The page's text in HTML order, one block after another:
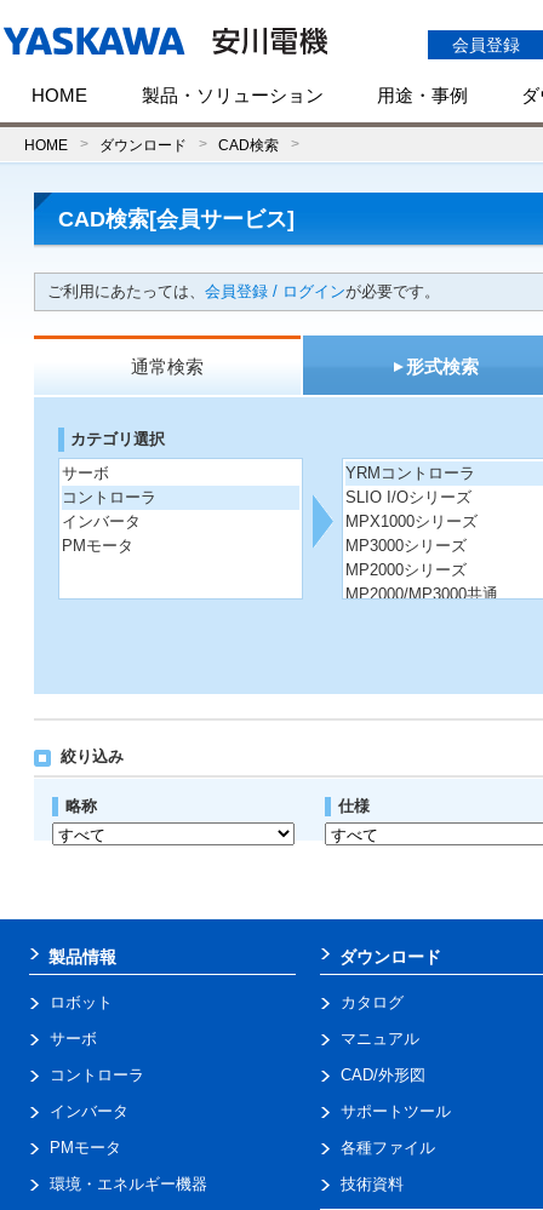
会員登録
HOME 製品・ソリューション 用途・事例
HOME ダウンロード CAD検索
CAD検索[会員サービス]
ご利用にあたっては、 会員登録 / ログインが必要です。
通常検索 形式検索
カテゴリ選択
サーボ
コントローラ
インバータ
PMモータ
YRMコントローラ
SLIO I/Oシリーズ
MPX1000シリーズ
MP3000シリーズ
MP2000シリーズ
MP2000/MP3000共通
絞り込み
略称 仕様
製品情報
ロボット
サーボ
コントローラ
インバータ
PMモータ
環境・エネルギー機器
ダウンロード
カタログ
マニュアル
CAD/外形図
サポートツール
各種ファイル
技術資料